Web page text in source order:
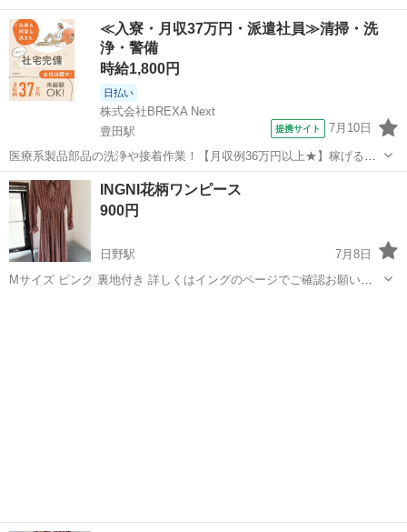
≪入寮・月収37万円・派遣社員≫清掃・洗
浄・警備
時給1,800円
日払い
株式会社BREXA Next
豊田駅
提携サイト 7月10日
医療系製品部品の洗浄や接着作業！【月収例36万円以上★】稼げる夜
勤！土日祝休み！年間休日138日でお休みたっぷり◎自社正社員登用制
度あり！20代～30代の男女活躍中★《東京都日野市》 人気の工場のお
仕事 ◇医療系製品部品の...
東京 日野市 豊田駅 その他
INGNI花柄ワンピース
900円
日野駅
7月8日
Mサイズ ピンク 裏地付き 詳しくはイングのページでご確認お願いし